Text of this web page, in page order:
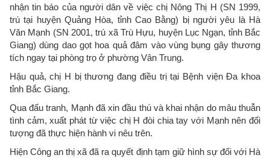
nhận tin báo của người dân về việc chị Nông Thị H (SN 1999,
trú tại huyện Quảng Hòa, tỉnh Cao Bằng) bị người yêu là Hà
Văn Mạnh (SN 2001, trú xã Trù Hựu, huyện Lục Ngạn, tỉnh Bắc
Giang) dùng dao gọt hoa quả đâm vào vùng bụng gây thương
tích ngay tại phòng trọ ở phường Vân Trung.
Hậu quả, chị H bị thương đang điều trị tại Bệnh viện Đa khoa
tỉnh Bắc Giang.
Qua đấu tranh, Mạnh đã xin đầu thú và khai nhận do mâu thuẫn
tình cảm, xuất phát từ việc chị H đòi chia tay với Mạnh nên đối
tượng đã thực hiện hành vi nêu trên.
Hiện Công an thị xã đã ra quyết định tạm giữ hình sự đối với Hà